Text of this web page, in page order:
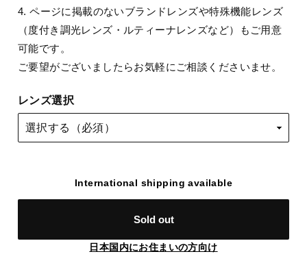
4. ページに掲載のないブランドレンズや特殊機能レンズ
（度付き調光レンズ・ルティーナレンズなど）もご用意
可能です。
ご要望がございましたらお気軽にご相談くださいませ。
レンズ選択
International shipping available
Sold out
日本国内にお住まいの方向け